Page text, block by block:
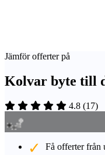
Jämför offerter på
Kolvar byte till
4.8 (17)
Få offerter från